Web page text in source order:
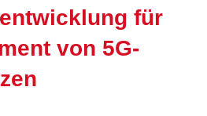
für
von 5G-